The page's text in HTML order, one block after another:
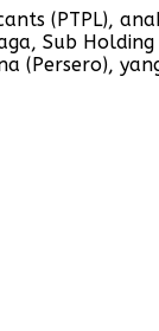
(PTPL),
Sub Holding
(Persero),